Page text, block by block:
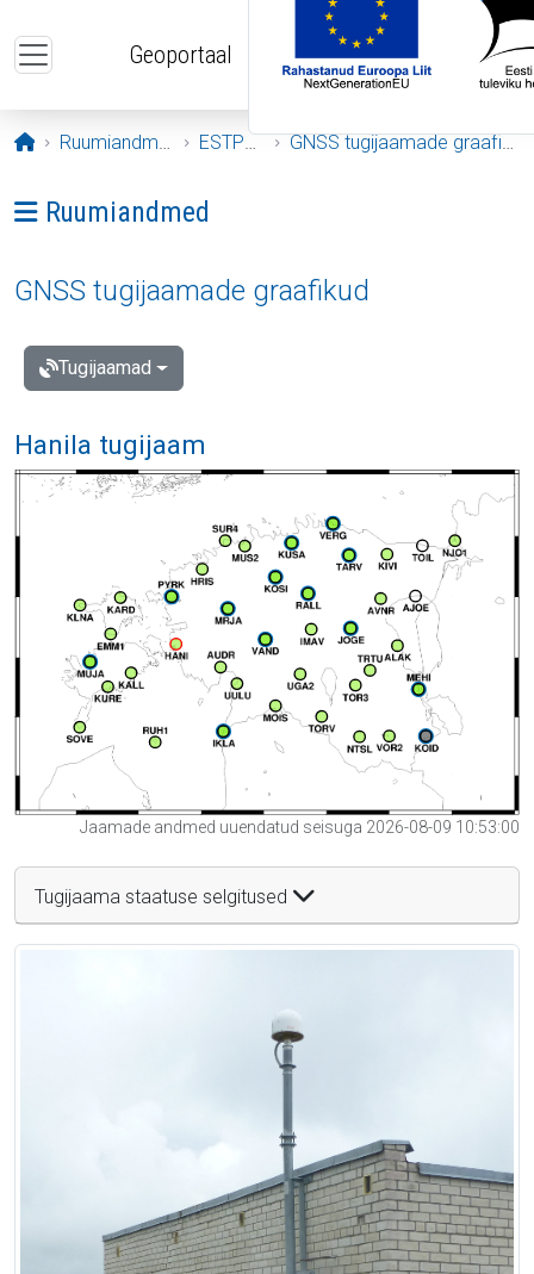
Geoportaal
Avaleht
Ruumiandmed ESTPOS GNSS tugijaamade graafikud
Ava menüü: Ruumiandmed
Ruumiandmed
GNSS tugijaamade graafikud
Tugijaamad
Hanila tugijaam
Jaamade andmed uuendatud seisuga 2026-08-09 10:53:00
Tugijaama staatuse selgitused